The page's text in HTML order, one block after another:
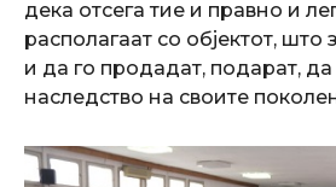
дека отсега тие и правно и
располагаат со објектот,
и да го продадат, подарат, да
наследство на своите